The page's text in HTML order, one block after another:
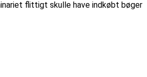
flittigt skulle have indkøbt bøger